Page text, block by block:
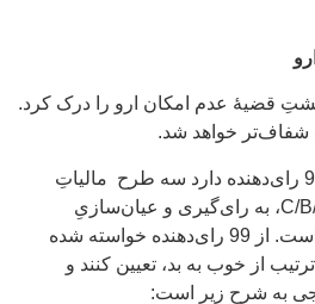
پشتِ قضیۀ عدم امکان ارو را درک کرد.
شفاف‌تر خواهد شد.
فرض کنید در کشوری که 99 رای‌دهنده دارد سه طرح مالیاتِ
سالانه مختلف، طرح‌های C/B/A، به رای‌گیری و عیان‌سازیِ
ترجیحات افراد حواله شده است. از 99 رای‌دهنده خواسته شده
از خوب به بد، تعیین کنند و
به شرح زیر است: